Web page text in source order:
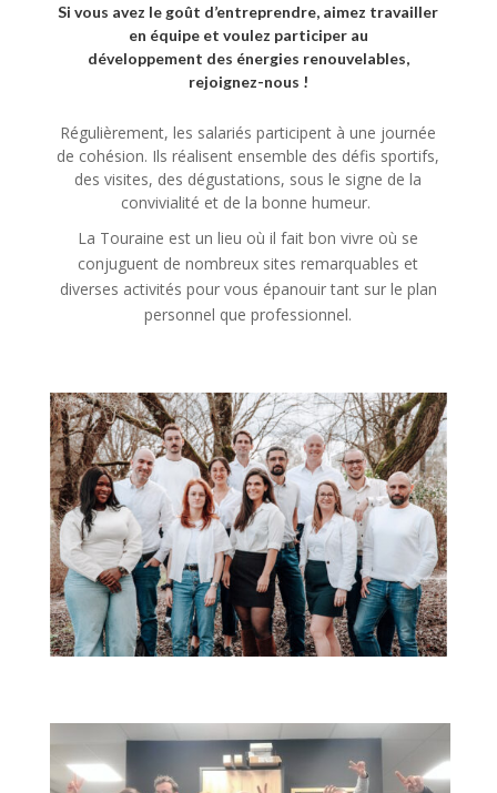
Si vous avez le goût d’entreprendre, aimez travailler
en équipe et voulez participer au
développement des énergies renouvelables,
rejoignez-nous !
Régulièrement, les salariés participent à une journée
de cohésion. Ils réalisent ensemble des défis sportifs,
des visites, des dégustations, sous le signe de la
convivialité et de la bonne humeur.
La Touraine est un lieu où il fait bon vivre où se
conjuguent de nombreux sites remarquables et
diverses activités pour vous épanouir tant sur le plan
personnel que professionnel.